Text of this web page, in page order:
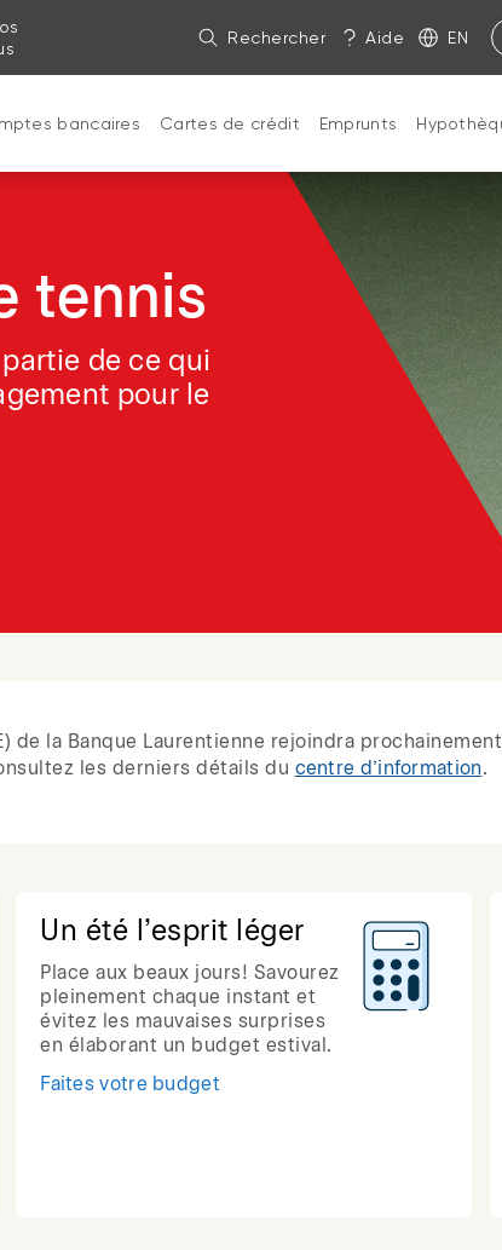
Rechercher Aide EN
bancaires Cartes de crédit Emprunts
tennis
de ce qui
pour le
la Banque Laurentienne rejoindra
les derniers détails du centre d’information .
Un été l’esprit léger
Place aux beaux jours! Savourez
pleinement chaque instant et
évitez les mauvaises surprises
en élaborant un budget estival.
Faites votre budget